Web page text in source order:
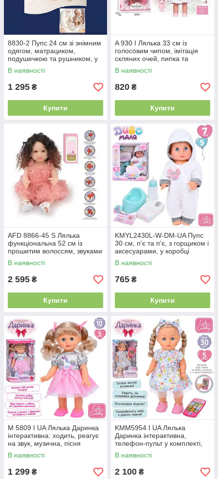
8830-2 Пупс 24 см зі знімним
одягом, матрациком,
подушечкою та рушником, у
коробці
В наявності
1 295 ₴
Купити
A 930 I Лялька 33 см із
голосовим чипом, імітація
скляних очей, пипка та
аксесуари, у коробці
В наявності
820 ₴
Купити
AFD 8866-45 S Лялька
функціональна 52 см із
прошитим волоссям, звуками
та ігровими аксесуарами
В наявності
2 595 ₴
Купити
KMYL2430L-W-DM-UA Пупс
30 см, п'є та п'є, з горщиком і
аксесуарами, у коробці
В наявності
765 ₴
Купити
M 5809 I UA Лялька Даринка
інтерактивна: ходить, реагує
на звук, музична, пісня
українською мовою, коробка
24,5-35,5-11 см
В наявності
1 299 ₴
KMM5954 I UA Лялька
Даринка інтерактивна,
телефон-пульт у комплекті,
30 фраз, ходить, музика
українською мовою, коробка
В наявності
2 100 ₴